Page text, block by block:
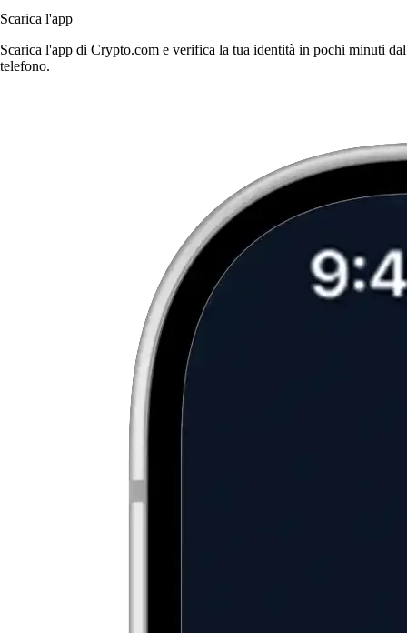
Scarica l'app
Scarica l'app di Crypto.com e verifica la tua identità in pochi minuti dal
telefono.